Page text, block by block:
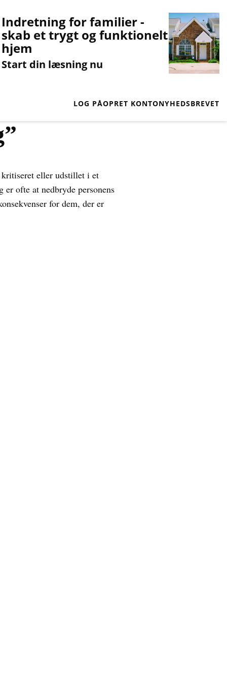
Indretning for familier -
skab et trygt og funktionelt
hjem
Start din læsning nu
LOG PÅOPRET KONTONYHEDSBREVET
eller udstillet i et
ofte at nedbryde personens
for dem, der er